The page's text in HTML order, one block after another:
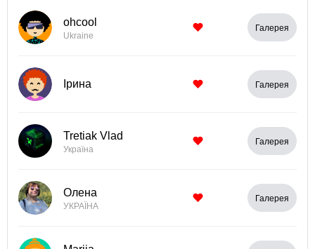
ohcool
Ukraine
Галерея
Ірина Галерея
Tretiak Vlad
Україна
Галерея
Олена
УКРАЇНА
Галерея